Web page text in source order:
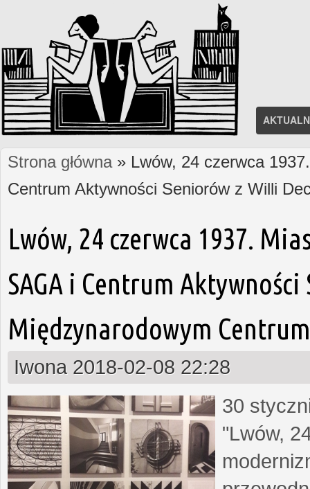
Jesteś tutaj
Strona główna» Lwów, 24 czerwca
Centrum Aktywności Seniorów z Willi
Lwów, 24 czerwca 1937.
SAGA i Centrum
Międzynarodowym
Iwona 2018-02-08 22:28
30
"Lwów,